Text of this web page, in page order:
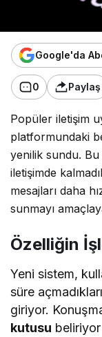
Google'da
0 Paylaş
Popüler iletişim
platformundaki
yenilik sundu. Bu
iletişimde
mesajları daha
sunmayı
Özelliğin
Yeni sistem,
süre
giriyor.
kutusu beliriyor